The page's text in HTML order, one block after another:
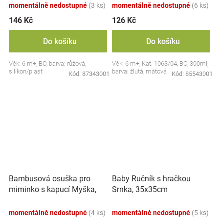
momentálně nedostupné (3 ks)
146 Kč
Do košíku
Věk: 6 m+, BO, barva: růžová,
silikon/plast
Kód: 87343001
momentálně nedostupné (6 ks)
126 Kč
Do košíku
Věk: 6 m+, Kat. 1063/04, BO, 300ml,
barva: žlutá, mátová
Kód: 85543001
Bambusová osuška pro
miminko s kapucí Myška,
momentálně nedostupné (4 ks)
Baby Ručník s hračkou
Srnka, 35x35cm
momentálně nedostupné (5 ks)